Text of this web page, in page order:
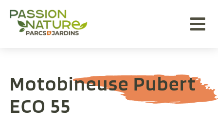
Aller à la recherche
Motobineuse Pubert
ECO 55